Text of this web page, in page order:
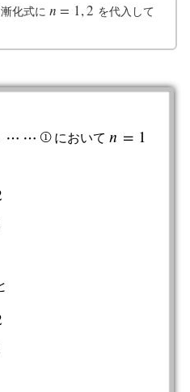
化式に 𝑛 = 1,2
n=1, 2 を代入して
⋯ ⋯ ①において 𝑛 = 1
n =1